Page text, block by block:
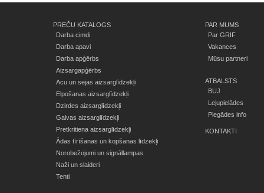
PREČU KATALOGS
Darba cimdi
Darba apavi
Darba apģērbs
Aizsargapģērbs
Acu un sejas aizsarglīdzekļi
Elpošanas aizsarglīdzekļi
Dzirdes aizsarglīdzekļi
Galvas aizsarglīdzekļi
Pretkritiena aizsarglīdzekļi
Ādas tīrīšanas un kopšanas līdzekļi
Norobežojumi un signāllampas
Naži un slaideri
Tenti
PAR MUMS
Par GRIF
Vakances
Mūsu partneri
ATBALSTS
BUJ
Lejupielādes
Piegādes info
KONTAKTI